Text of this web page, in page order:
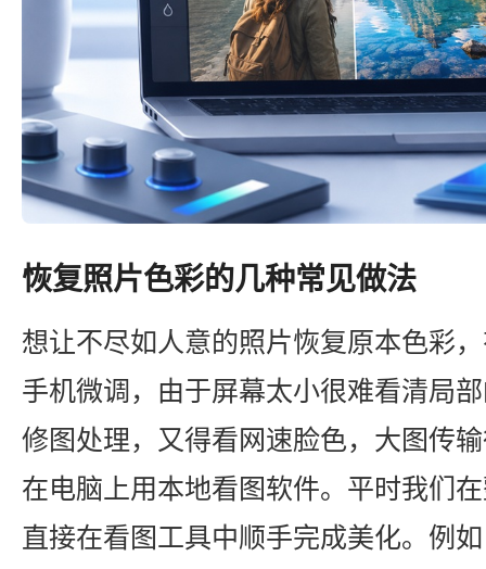
恢复照片色彩的几种常见做法
想让不尽如人意的照片恢复原本色彩
手机微调，由于屏幕太小很难看清局
修图处理，又得看网速脸色，大图传
在电脑上用本地看图软件。平时我们
直接在看图工具中顺手完成美化。例